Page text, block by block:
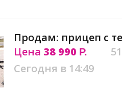
Продам: прицеп с
Цена 38 990 Р.
Сегодня в 14:49